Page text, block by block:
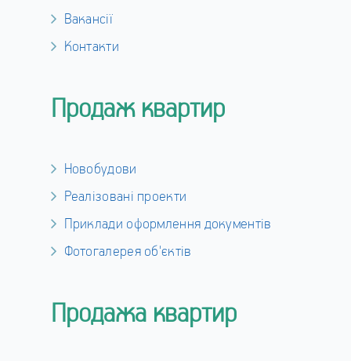
Вакансії
Контакти
Продаж квартир
Новобудови
Реалізовані проекти
Приклади оформлення документів
Фотогалерея об'єктів
Продажа квартир